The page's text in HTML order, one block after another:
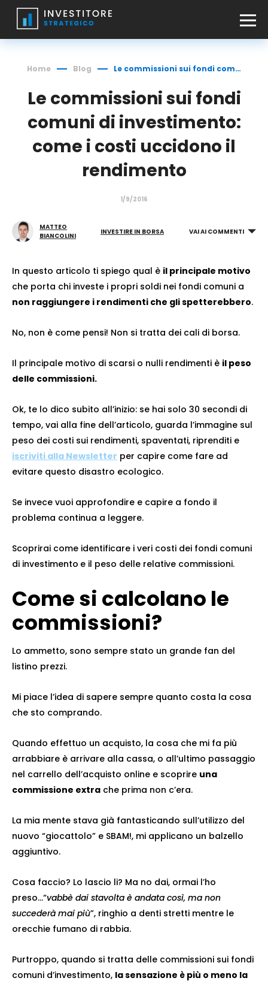
Home Blog Le commissioni sui fondi comuni di investimento: come i costi uccidono il rendimento
Le commissioni sui fondi
comuni di investimento:
come i costi uccidono il
rendimento
1/9/2016
INVESTIRE IN BORSA
MATTEO
BIANCOLINI
VAI AI COMMENTI
In questo articolo ti spiego qual è il principale motivo
che porta chi investe i propri soldi nei fondi comuni a
non raggiungere i rendimenti che gli spetterebbero.
No, non è come pensi! Non si tratta dei cali di borsa.
Il principale motivo di scarsi o nulli rendimenti è il peso
delle commissioni.
Ok, te lo dico subito all’inizio: se hai solo 30 secondi di
tempo, vai alla fine dell’articolo, guarda l’immagine sul
peso dei costi sui rendimenti, spaventati, riprenditi e
iscriviti alla Newsletter per capire come fare ad
evitare questo disastro ecologico.
Se invece vuoi approfondire e capire a fondo il
problema continua a leggere.
Scoprirai come identificare i veri costi dei fondi comuni
di investimento e il peso delle relative commissioni.
Come si calcolano le
commissioni?
Lo ammetto, sono sempre stato un grande fan del
listino prezzi.
Mi piace l’idea di sapere sempre quanto costa la cosa
che sto comprando.
Quando effettuo un acquisto, la cosa che mi fa più
arrabbiare è arrivare alla cassa, o all’ultimo passaggio
nel carrello dell’acquisto online e scoprire una
commissione extra che prima non c’era.
La mia mente stava già fantasticando sull’utilizzo del
nuovo “giocattolo” e SBAM!, mi applicano un balzello
aggiuntivo.
Cosa faccio? Lo lascio li? Ma no dai, ormai l’ho
preso…“vabbè dai stavolta è andata così, ma non
succederà mai più”, ringhio a denti stretti mentre le
orecchie fumano di rabbia.
Purtroppo, quando si tratta delle commissioni sui fondi
comuni d’investimento, la sensazione è più o meno la